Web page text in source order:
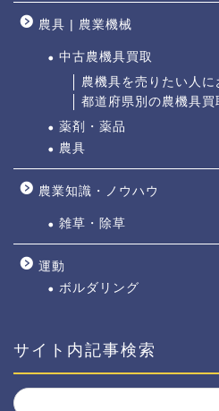
農具 | 農業機械
中古農機具買取
農機具を売りたい人に
都道府県別の農機具買
薬剤・薬品
農具
農業知識・ノウハウ
雑草・除草
運動
ボルダリング
サイト内記事検索